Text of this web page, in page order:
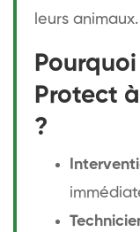
leurs animaux.
Protect
?